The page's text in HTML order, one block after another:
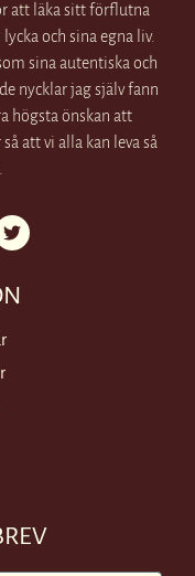
att läka sitt förflutna
och sina egna liv.
sina autentiska och
nycklar jag själv fann
högsta önskan att
att vi alla kan leva så